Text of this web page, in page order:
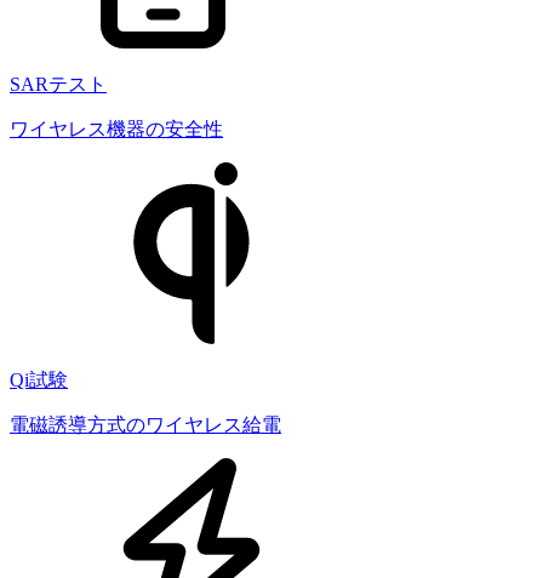
SARテスト
ワイヤレス機器の安全性
Qi試験
電磁誘導方式のワイヤレス給電